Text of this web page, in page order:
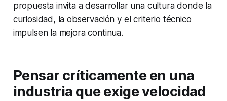
propuesta invita a desarrollar una cultura donde la
curiosidad, la observación y el criterio técnico
impulsen la mejora continua.
Pensar críticamente en una
industria que exige velocidad